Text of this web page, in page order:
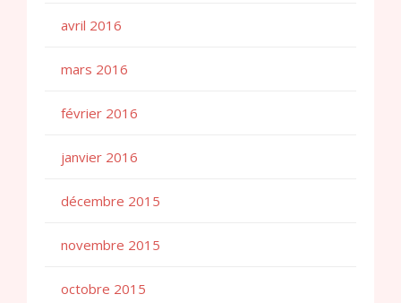
avril 2016
mars 2016
février 2016
janvier 2016
décembre 2015
novembre 2015
octobre 2015